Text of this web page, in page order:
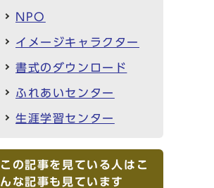
NPO
イメージキャラクター
書式のダウンロード
ふれあいセンター
生涯学習センター
この記事を見ている人はこ
んな記事も見ています